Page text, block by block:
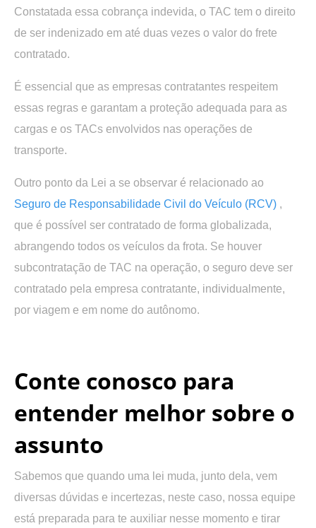
Constatada essa cobrança indevida, o TAC tem o direito
de ser indenizado em até duas vezes o valor do frete
contratado.
É essencial que as empresas contratantes respeitem
essas regras e garantam a proteção adequada para as
cargas e os TACs envolvidos nas operações de
transporte.
Outro ponto da Lei a se observar é relacionado ao
Seguro de Responsabilidade Civil do Veículo (RCV) ,
que é possível ser contratado de forma globalizada,
abrangendo todos os veículos da frota. Se houver
subcontratação de TAC na operação, o seguro deve ser
contratado pela empresa contratante, individualmente,
por viagem e em nome do autônomo.
Conte conosco para
entender melhor sobre o
assunto
Sabemos que quando uma lei muda, junto dela, vem
diversas dúvidas e incertezas, neste caso, nossa equipe
está preparada para te auxiliar nesse momento e tirar